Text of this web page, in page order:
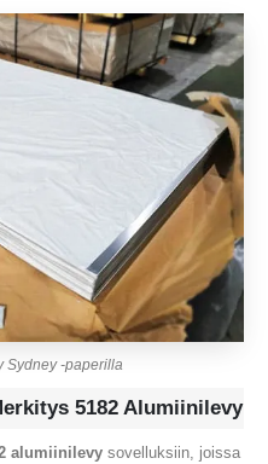
Sydney -paperilla
5182 Alumiinilevy
alumiinilevy sovelluksiin, joissa